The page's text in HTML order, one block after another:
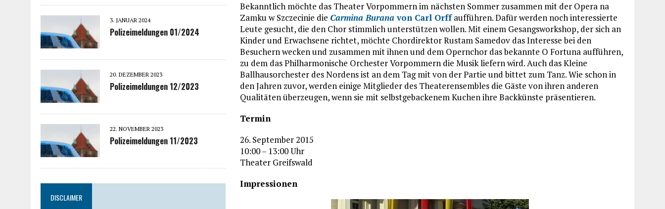
Bekanntlich möchte das Theater Vorpommern im nächsten Sommer zusammen mit der Opera na
Zamku w Szczecinie die Carmina Buranavon Carl Orffaufführen. Dafür werden noch interessierte
Leute gesucht, die den Chor stimmlich unterstützen wollen. Mit einem Gesangsworkshop, der sich an
Kinder und Erwachsene richtet, möchte Chordirektor Rustam Samedov das Interesse bei den
Besuchern wecken und zusammen mit ihnen und dem Opernchor das bekannte O Fortuna aufführen,
zu dem das Philharmonische Orchester Vorpommern die Musik liefern wird. Auch das Kleine
Ballhausorchester des Nordens ist an dem Tag mit von der Partie und bittet zum Tanz. Wie schon in
den Jahren zuvor, werden einige Mitglieder des Theaterensembles die Gäste von ihren anderen
Qualitäten überzeugen, wenn sie mit selbstgebackenem Kuchen ihre Backkünste präsentieren.
Termin
26. September 2015
10:00 – 13:00 Uhr
Theater Greifswald
Impressionen
3. JANUAR 2024
Polizeimeldungen 01/2024
20. DEZEMBER 2023
Polizeimeldungen 12/2023
22. NOVEMBER 2023
Polizeimeldungen 11/2023
DISCLAIMER